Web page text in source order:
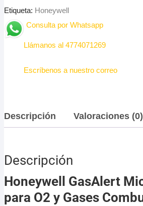
Etiqueta: Honeywell
Consulta por Whatsapp
Llámanos al 4774071269
Escríbenos a nuestro correo
Descripción Valoraciones (0)
Descripción
Honeywell GasAlert
para O2 y Gases